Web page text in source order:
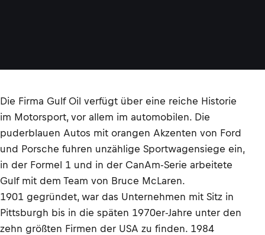
Die Firma Gulf Oil verfügt über eine reiche Historie
im Motorsport, vor allem im automobilen. Die
puderblauen Autos mit orangen Akzenten von Ford
und Porsche fuhren unzählige Sportwagensiege ein,
in der Formel 1 und in der CanAm-Serie arbeitete
Gulf mit dem Team von Bruce McLaren.
1901 gegründet, war das Unternehmen mit Sitz in
Pittsburgh bis in die späten 1970er-Jahre unter den
zehn größten Firmen der USA zu finden. 1984